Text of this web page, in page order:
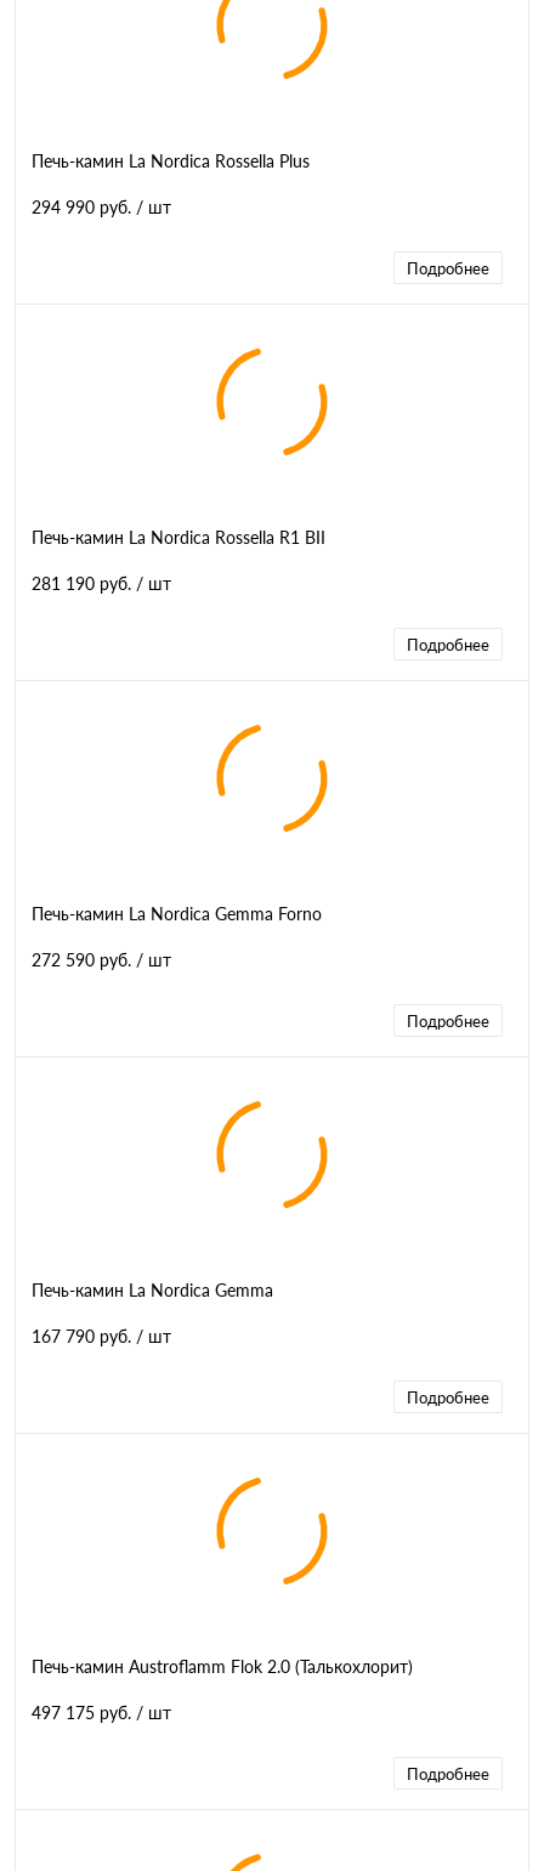
Печь-камин La Nordica Rossella Plus
294 990 руб. / шт
Подробнее
Печь-камин La Nordica Rossella R1 BII
281 190 руб. / шт
Подробнее
Печь-камин La Nordica Gemma Forno
272 590 руб. / шт
Подробнее
Печь-камин La Nordica Gemma
167 790 руб. / шт
Подробнее
Печь-камин Austroflamm Flok 2.0 (Талькохлорит)
497 175 руб. / шт
Подробнее